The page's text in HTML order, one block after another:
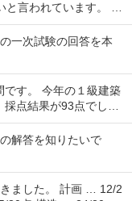
言われています。 製
な...
一次試験の回答を本
です。 今年の１級建築
点結果が93点でし
は N...
解答を知りたいで
ました。 計画 … 12/2